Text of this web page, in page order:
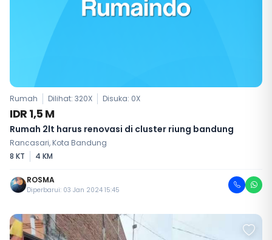
Rumah Dilihat: 320X Disuka: 0X
IDR 1,5 M
Rumah 2lt harus renovasi di cluster riung bandung
Rancasari, Kota Bandung
8 KT
4 KM
ROSMA
Diperbarui: 03 Jan 2024 15:45